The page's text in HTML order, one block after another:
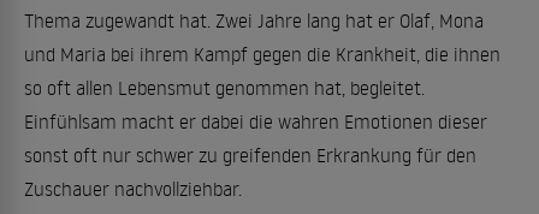
Thema zugewandt hat. Zwei Jahre lang hat er Olaf, Mona
und Maria bei ihrem Kampf gegen die Krankheit, die ihnen
so oft allen Lebensmut genommen hat, begleitet.
Einfühlsam macht er dabei die wahren Emotionen dieser
sonst oft nur schwer zu greifenden Erkrankung für den
Zuschauer nachvollziehbar.